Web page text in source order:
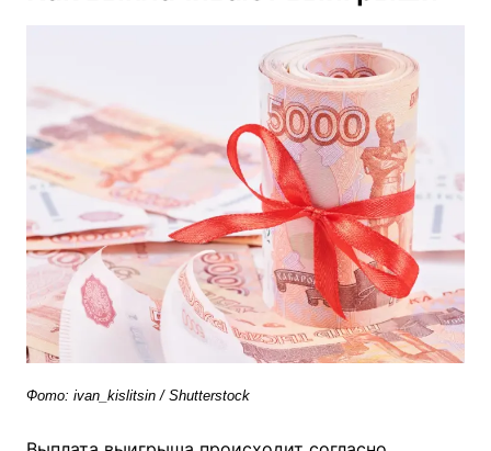
Фото: ivan_kislitsin / Shutterstock